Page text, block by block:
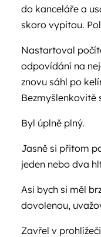
do kanceláře a
skoro vypitou.
Nastartoval
odpovídání na
znovu sáhl po
Bezmyšlenkovitě
Byl úplně plný.
Jasně si přitom
jeden nebo dva
Asi bych si měl
dovolenou,
Zavřel v